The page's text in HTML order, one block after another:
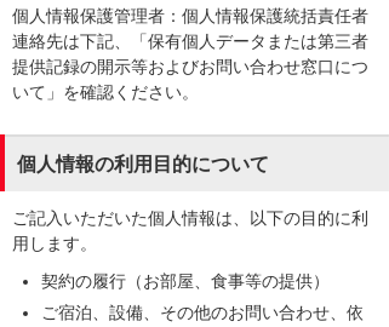
個人情報保護管理者：個人情報保護統括責任者
連絡先は下記、「保有個人データまたは第三者
提供記録の開示等およびお問い合わせ窓口につ
いて」を確認ください。
個人情報の利用目的について
ご記入いただいた個人情報は、以下の目的に利
用します。
契約の履行（お部屋、食事等の提供）
ご宿泊、設備、その他のお問い合わせ、依